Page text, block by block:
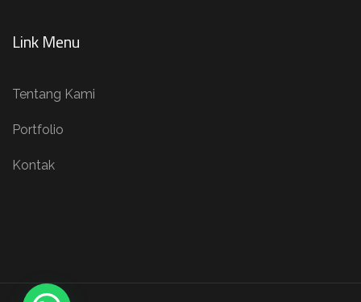
Link Menu
Tentang Kami
Portfolio
Kontak